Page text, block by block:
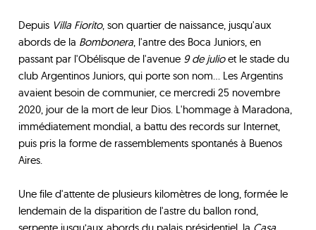
Depuis Villa Fiorito, son quartier de naissance, jusqu'aux
abords de la Bombonera, l'antre des Boca Juniors, en
passant par l'Obélisque de l'avenue 9 de julioet le stade du
club Argentinos Juniors, qui porte son nom… Les Argentins
avaient besoin de communier, ce mercredi 25 novembre
2020, jour de la mort de leur Dios. L'hommage à Maradona,
immédiatement mondial, a battu des records sur Internet,
puis pris la forme de rassemblements spontanés à Buenos
Aires.
Une file d'attente de plusieurs kilomètres de long, formée le
lendemain de la disparition de l'astre du ballon rond,